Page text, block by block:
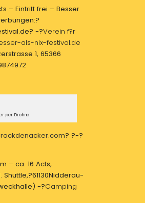
– Eintritt frei – Besser
-?Verein f?r
als-nix-festival.de
1, 65366
per Drohne
? ?-?
– ca. 16 Acts,
Shuttle,?61130Nidderau-
-?Camping